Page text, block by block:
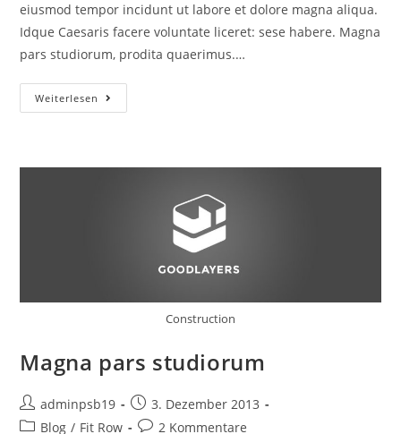
eiusmod tempor incidunt ut labore et dolore magna aliqua.
Idque Caesaris facere voluntate liceret: sese habere. Magna
pars studiorum, prodita quaerimus.…
Weiterlesen Donec
Luctus
Construction
Magna pars studiorum
Beitrags-
Autor:
adminpsb19
Beitrag
veröffentlicht:
3. Dezember 2013
Beitrags-
Blog / Fit Row
Beitrags-
2 Kommentare